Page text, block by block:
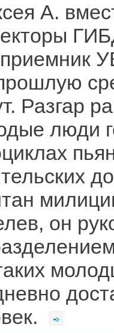
А.
Разгар
люди
он